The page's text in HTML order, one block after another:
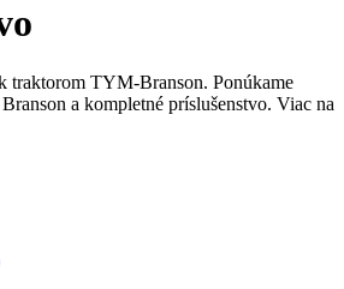
traktorom TYM-Branson. Ponúkame
a kompletné príslušenstvo. Viac na